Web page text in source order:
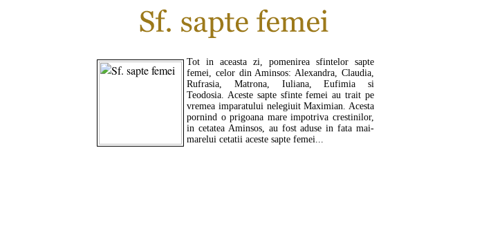
Tot in aceasta zi, pomenirea sfintelor sapte
femei, celor din Aminsos: Alexandra, Claudia,
Rufrasia, Matrona, Iuliana, Eufimia si
Teodosia. Aceste sapte sfinte femei au trait pe
vremea imparatului nelegiuit Maximian. Acesta
pornind o prigoana mare impotriva crestinilor,
in cetatea Aminsos, au fost aduse in fata mai-
marelui cetatii aceste sapte femei...